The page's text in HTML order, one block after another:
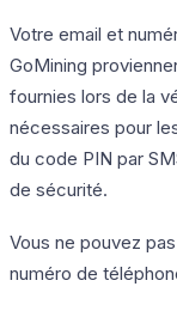
Votre email et
GoMining
fournies lors de la
nécessaires pour
du code PIN par
de sécurité.
Vous ne pouvez
numéro de